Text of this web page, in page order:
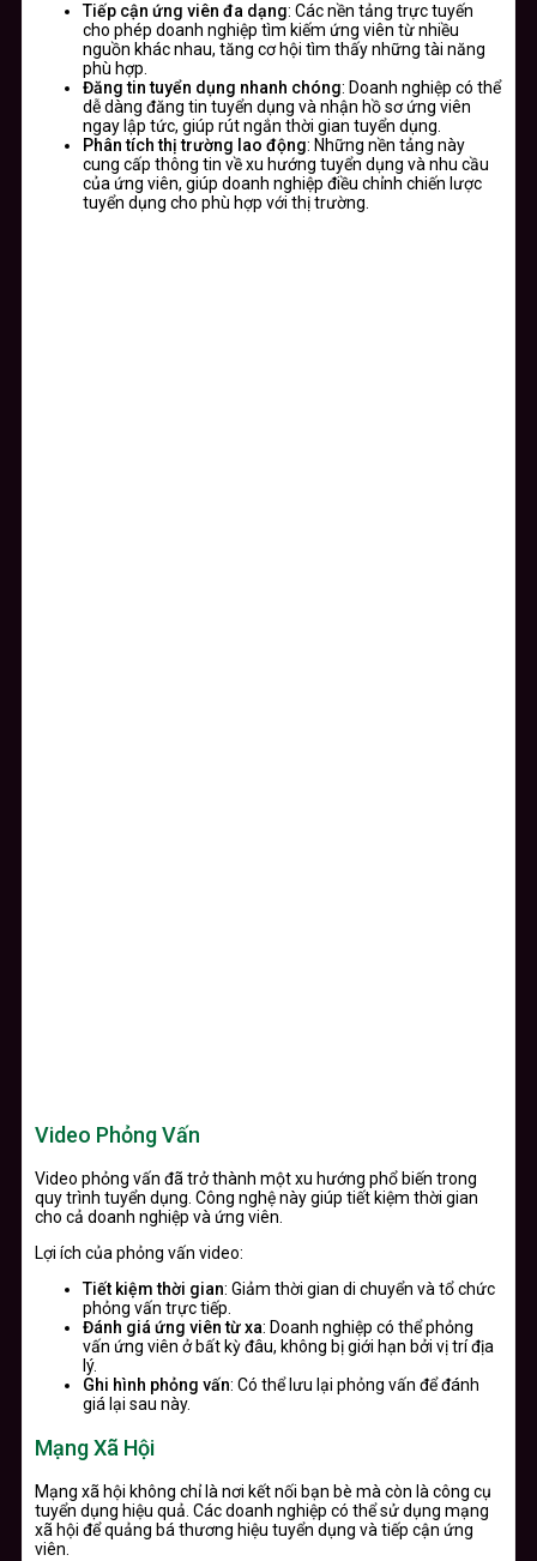
Tiếp cận ứng viên đa dạng: Các nền tảng trực tuyến
cho phép doanh nghiệp tìm kiếm ứng viên từ nhiều
nguồn khác nhau, tăng cơ hội tìm thấy những tài năng
phù hợp.
Đăng tin tuyển dụng nhanh chóng: Doanh nghiệp có thể
dễ dàng đăng tin tuyển dụng và nhận hồ sơ ứng viên
ngay lập tức, giúp rút ngắn thời gian tuyển dụng.
Phân tích thị trường lao động: Những nền tảng này
cung cấp thông tin về xu hướng tuyển dụng và nhu cầu
của ứng viên, giúp doanh nghiệp điều chỉnh chiến lược
tuyển dụng cho phù hợp với thị trường.
Video Phỏng Vấn
Video phỏng vấn đã trở thành một xu hướng phổ biến trong
quy trình tuyển dụng. Công nghệ này giúp tiết kiệm thời gian
cho cả doanh nghiệp và ứng viên.
Lợi ích của phỏng vấn video:
Tiết kiệm thời gian: Giảm thời gian di chuyển và tổ chức
phỏng vấn trực tiếp.
Đánh giá ứng viên từ xa: Doanh nghiệp có thể phỏng
vấn ứng viên ở bất kỳ đâu, không bị giới hạn bởi vị trí địa
lý.
Ghi hình phỏng vấn: Có thể lưu lại phỏng vấn để đánh
giá lại sau này.
Mạng Xã Hội
Mạng xã hội không chỉ là nơi kết nối bạn bè mà còn là công cụ
tuyển dụng hiệu quả. Các doanh nghiệp có thể sử dụng mạng
xã hội để quảng bá thương hiệu tuyển dụng và tiếp cận ứng
viên.